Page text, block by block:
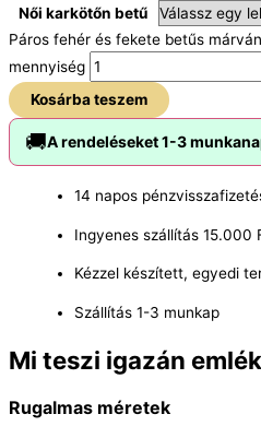
Női karkötőn betű
Páros fehér és fekete betűs
mennyiség
Kosárba teszem
🚚A rendeléseket 1-3
14 napos
Ingyenes szállítás 15.000
Kézzel készített, egyedi
Szállítás 1-3 munkap
Mi teszi igazán
Rugalmas méretek